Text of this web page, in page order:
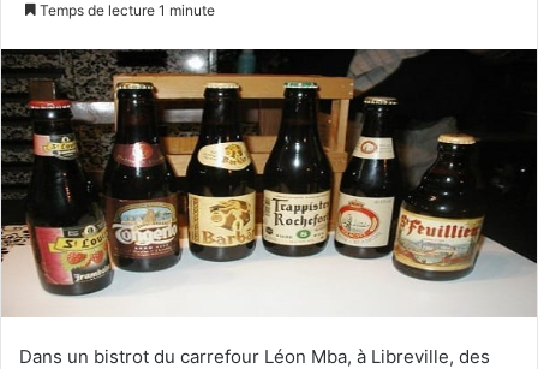
Temps de lecture 1 minute
Dans un bistrot du carrefour Léon Mba, à Libreville, des